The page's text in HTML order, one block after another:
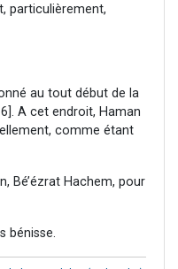
particulièrement,
au tout début de la
A cet endroit, Haman
comme étant
Bé’ézrat Hachem, pour
bénisse.